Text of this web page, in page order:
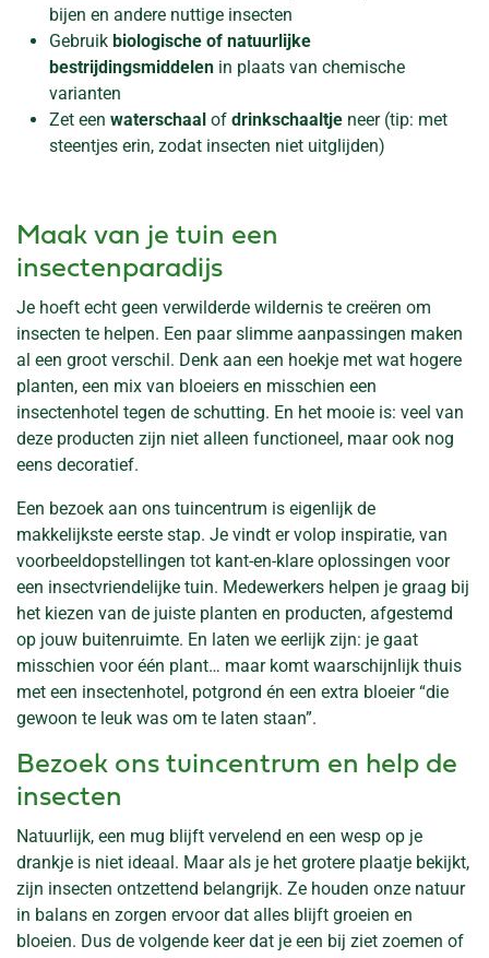
bijen en andere nuttige insecten
Gebruik biologische of natuurlijke
bestrijdingsmiddelen in plaats van chemische
varianten
Zet een waterschaal of drinkschaaltje neer (tip: met
steentjes erin, zodat insecten niet uitglijden)
Maak van je tuin een
insectenparadijs
Je hoeft echt geen verwilderde wildernis te creëren om
insecten te helpen. Een paar slimme aanpassingen maken
al een groot verschil. Denk aan een hoekje met wat hogere
planten, een mix van bloeiers en misschien een
insectenhotel tegen de schutting. En het mooie is: veel van
deze producten zijn niet alleen functioneel, maar ook nog
eens decoratief.
Een bezoek aan ons tuincentrum is eigenlijk de
makkelijkste eerste stap. Je vindt er volop inspiratie, van
voorbeeldopstellingen tot kant-en-klare oplossingen voor
een insectvriendelijke tuin. Medewerkers helpen je graag bij
het kiezen van de juiste planten en producten, afgestemd
op jouw buitenruimte. En laten we eerlijk zijn: je gaat
misschien voor één plant… maar komt waarschijnlijk thuis
met een insectenhotel, potgrond én een extra bloeier “die
gewoon te leuk was om te laten staan”.
Bezoek ons tuincentrum en help de
insecten
Natuurlijk, een mug blijft vervelend en een wesp op je
drankje is niet ideaal. Maar als je het grotere plaatje bekijkt,
zijn insecten ontzettend belangrijk. Ze houden onze natuur
in balans en zorgen ervoor dat alles blijft groeien en
bloeien. Dus de volgende keer dat je een bij ziet zoemen of